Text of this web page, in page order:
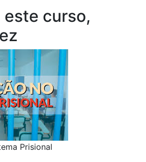
este curso,
Prisional